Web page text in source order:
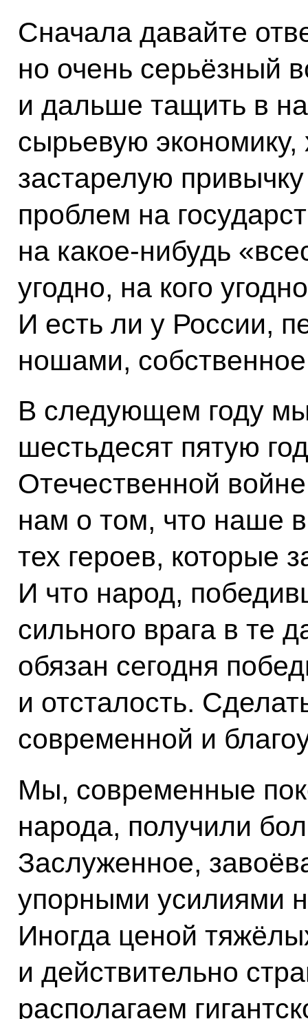
Сначала давайте
но очень серьёзный
и дальше тащить в
сырьевую
застарелую
проблем на
на какое‑нибудь
угодно, на кого
И есть ли у России,
ношами,
В следующем году
шестьдесят пятую
Отечественной
нам о том, что наше
тех героев, которые
И что народ,
сильного врага в те
обязан сегодня
и отсталость.
современной и
Мы, современные
народа, получили
Заслуженное,
упорными усилиями
Иногда ценой
и действительно
располагаем